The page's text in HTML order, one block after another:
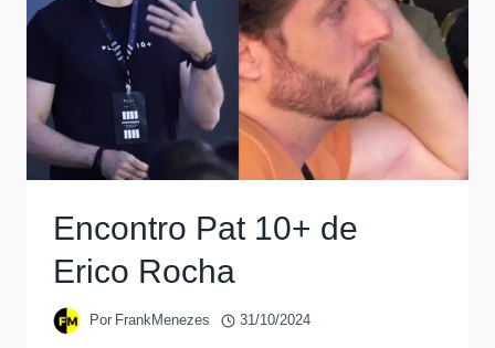
Encontro Pat 10+ de
Erico Rocha
Por FrankMenezes 31/10/2024